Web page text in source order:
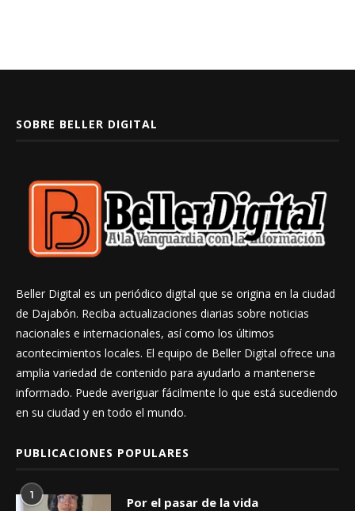
SOBRE BELLER DIGITAL
Beller Digital es un periódico digital que se origina en la ciudad
de Dajabón. Reciba actualizaciones diarias sobre noticias
nacionales e internacionales, así como los últimos
acontecimientos locales. El equipo de Beller Digital ofrece una
amplia variedad de contenido para ayudarlo a mantenerse
informado. Puede averiguar fácilmente lo que está sucediendo
en su ciudad y en todo el mundo.
PUBLICACIONES POPULARES
1 Por el pasar de la vida